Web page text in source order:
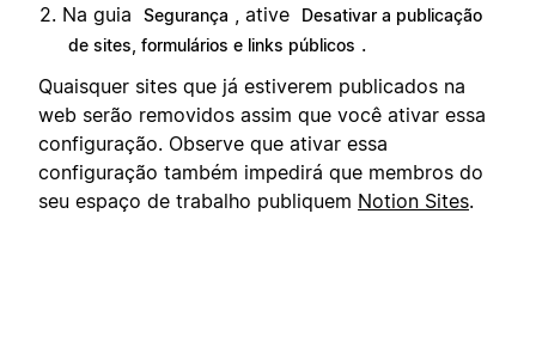
Na guia
Segurança , ative
Desativar a publicação
de sites, formulários e links públicos .
Quaisquer sites que já estiverem publicados na
web serão removidos assim que você ativar essa
configuração. Observe que ativar essa
configuração também impedirá que membros do
seu espaço de trabalho publiquem Notion Sites.